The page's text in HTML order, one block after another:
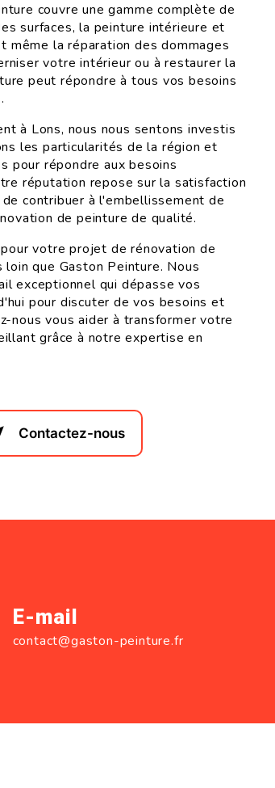
couvre une gamme complète de
surfaces, la peinture intérieure et
la réparation des dommages
votre intérieur ou à restaurer la
peut répondre à tous vos besoins
à Lons, nous nous sentons investis
les particularités de la région et
pour répondre aux besoins
réputation repose sur la satisfaction
contribuer à l'embellissement de
de peinture de qualité.
votre projet de rénovation de
loin que Gaston Peinture. Nous
exceptionnel qui dépasse vos
pour discuter de vos besoins et
nous vous aider à transformer votre
grâce à notre expertise en
Contactez-nous
E-mail
contact@gaston-peinture.fr